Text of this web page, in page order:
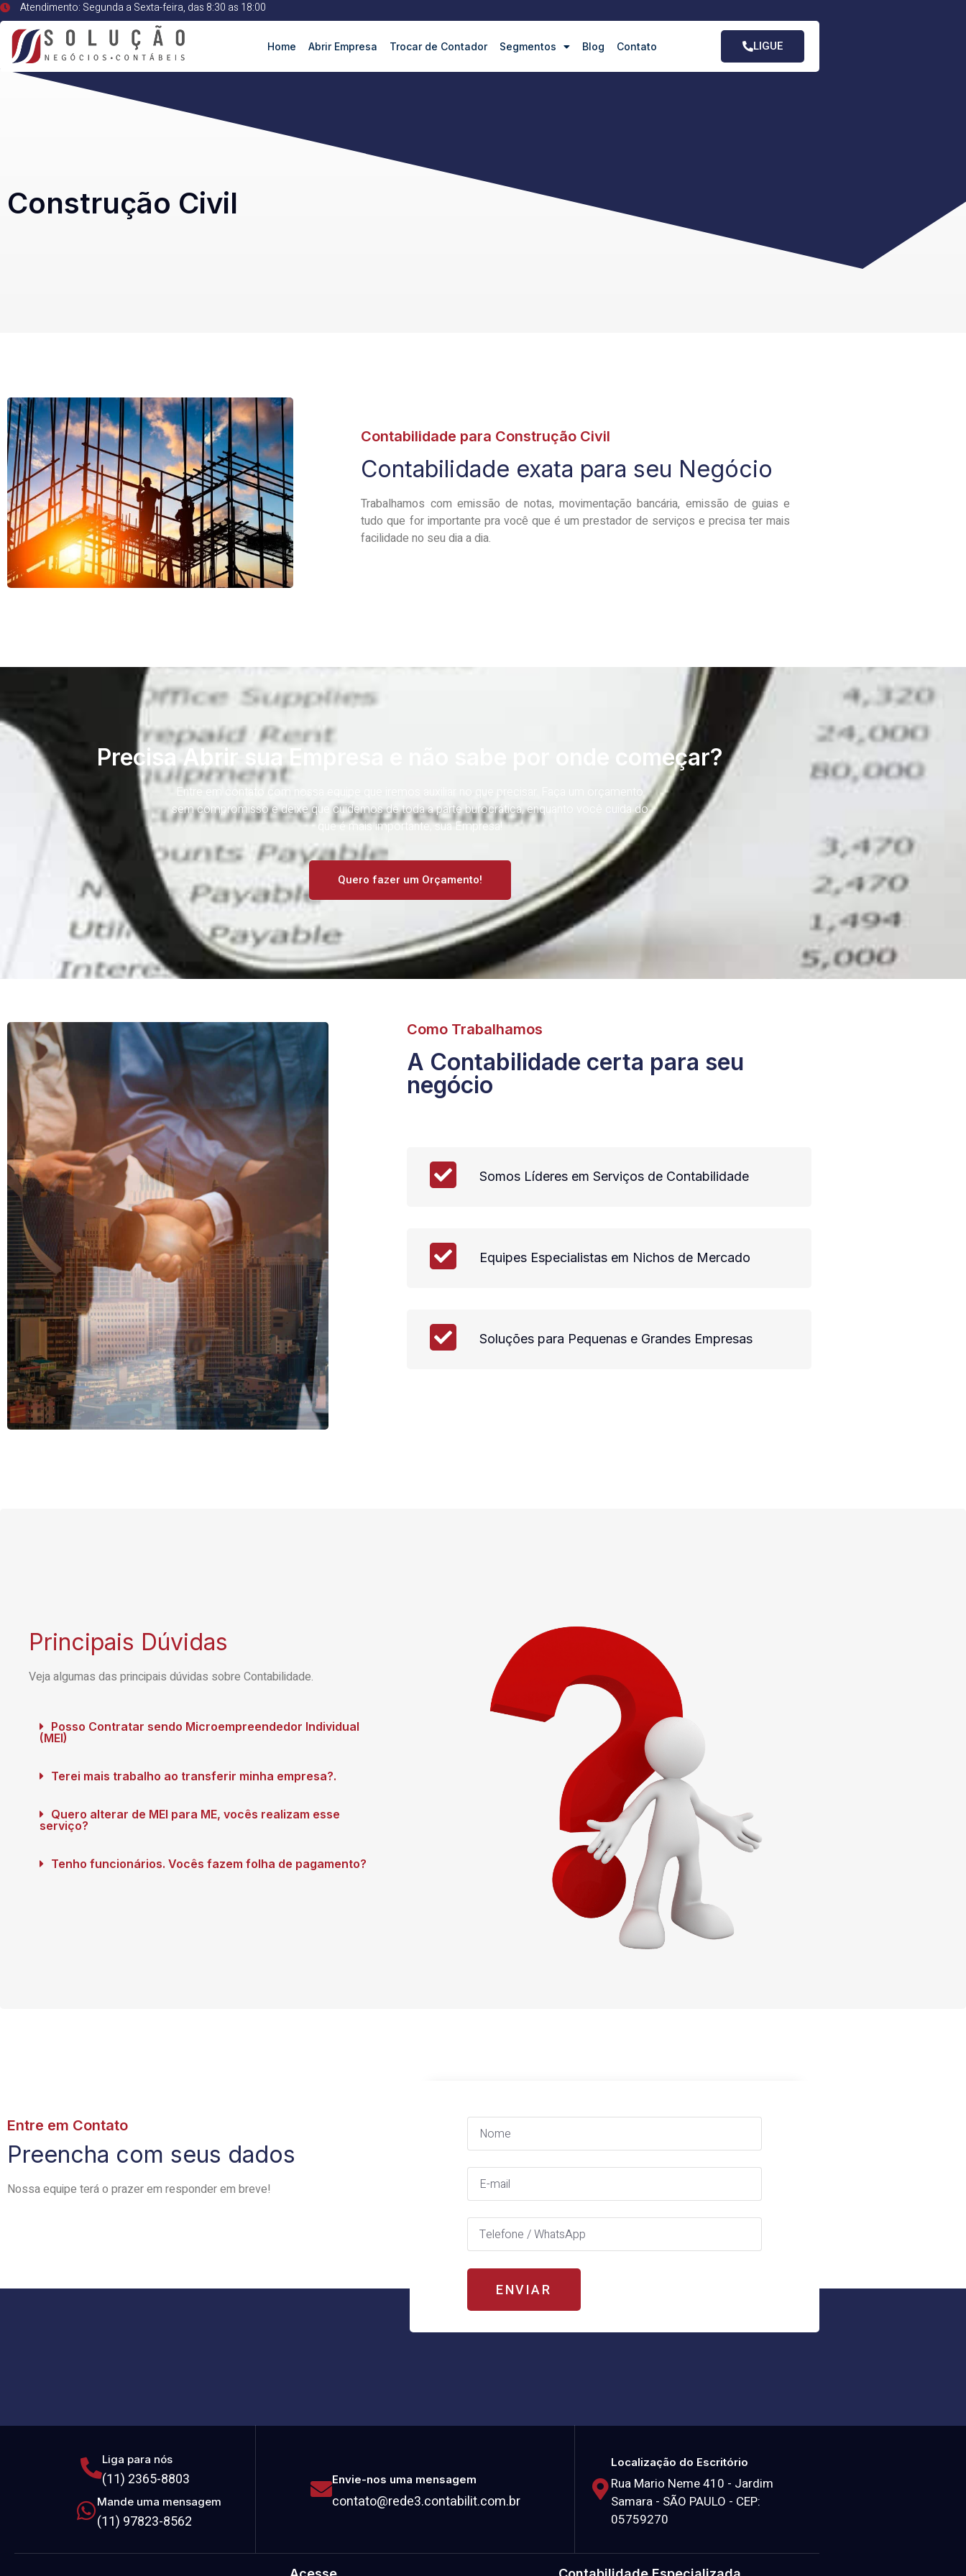
Atendimento: Segunda a Sexta-feira, das 8:30 as 18:00
Home Abrir Empresa Trocar de Contador Segmentos Blog Contato LIGUE
Construção Civil
Construção Civil
Contabilidade para Construção Civil
Contabilidade exata para seu Negócio
Trabalhamos com emissão de notas, movimentação bancária, emissão de guias e
tudo que for importante pra você que é um prestador de serviços e precisa ter mais
facilidade no seu dia a dia.
Precisa Abrir sua Empresa e não sabe por onde começar?
Entre em contato com nossa equipe que iremos auxiliar no que precisar. Faça um orçamento
sem compromisso e deixe que cuidemos de toda a parte burocrática, enquanto você cuida do
que é mais importante, sua Empresa!
Quero fazer um Orçamento!
Como Trabalhamos
A Contabilidade certa para seu
negócio
Somos Líderes em Serviços de Contabilidade
Equipes Especialistas em Nichos de Mercado
Soluções para Pequenas e Grandes Empresas
Principais Dúvidas
Veja algumas das principais dúvidas sobre Contabilidade.
Posso Contratar sendo Microempreendedor Individual
(MEI)
Terei mais trabalho ao transferir minha empresa?.
Quero alterar de MEI para ME, vocês realizam esse
serviço?
Tenho funcionários. Vocês fazem folha de pagamento?
Entre em Contato
Preencha com seus dados
Nossa equipe terá o prazer em responder em breve!
ENVIAR
Liga para nós
(11) 2365-8803
Mande uma mensagem
(11) 97823-8562
Envie-nos uma mensagem
contato@rede3.contabilit.com.br
Localização do Escritório
Rua Mario Neme 410 - Jardim
Samara - SÃO PAULO - CEP:
05759270